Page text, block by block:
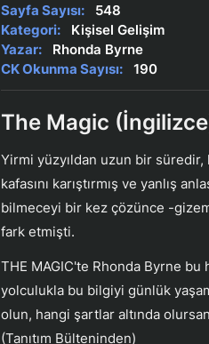
Sayfa Sayısı:
548
Kategori:
Kişisel Gelişim
Yazar:
Rhonda Byrne
CK Okunma Sayısı:
190
The Magic
Yirmi yüzyıldan uzun bir
kafasını karıştırmış ve yanlış
bilmeceyi bir kez çözünce -
fark etmişti.
THE MAGIC'te Rhonda Byrne
yolculukla bu bilgiyi günlük
olun, hangi şartlar altında
(Tanıtım Bülteninden)